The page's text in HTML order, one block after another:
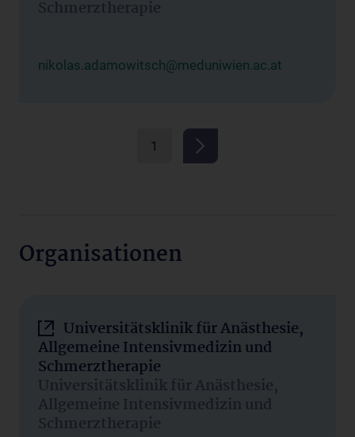
Schmerztherapie
nikolas.adamowitsch@meduniwien.ac.at
1
Organisationen
Universitätsklinik für Anästhesie,
Allgemeine Intensivmedizin und
Schmerztherapie
Universitätsklinik für Anästhesie,
Allgemeine Intensivmedizin und
Schmerztherapie